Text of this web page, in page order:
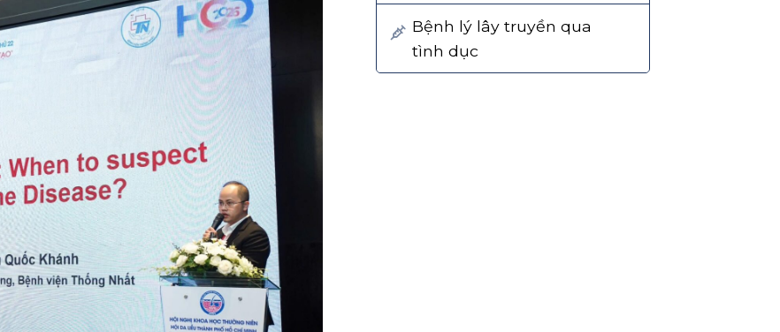
Bệnh lý lây truyền qua
tình dục